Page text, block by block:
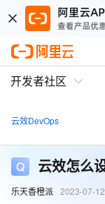
开发者社区
云效DevOps
云效怎么
乐天香橙派 2023-07-